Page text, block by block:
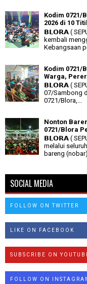
Kodim 0721/
2026 di 10
𝗕𝗟𝗢𝗥𝗔 (
kembali
Kebangsaan
Kodim 0721/
Warga,
𝗕𝗟𝗢𝗥𝗔 (
07/Sambong
0721/Blora,...
Nonton
0721/Blora
𝗕𝗟𝗢𝗥𝗔 (
melalui
bareng
SOCIAL MEDIA
FOLLOW ON TWITTER
LIKE ON FACEBOOK
SUBSCRIBE ON
FOLLOW ON